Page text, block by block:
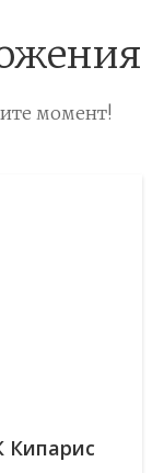
момент!
Кипарис